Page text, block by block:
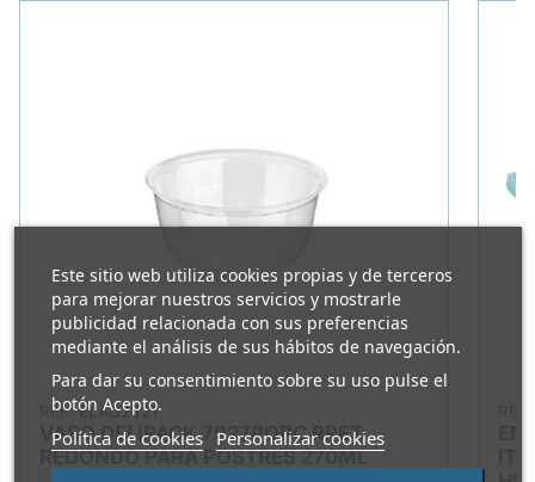
Este sitio web utiliza cookies propias y de terceros
para mejorar nuestros servicios y mostrarle
publicidad relacionada con sus preferencias
mediante el análisis de sus hábitos de navegación.
Para dar su consentimiento sobre su uso pulse el
botón Acepto.
Política de cookies Personalizar cookies
REF.ELAG2421
VASO DELIPACK 7927POPC RPET
REDONDO PARA POSTRES 270ML